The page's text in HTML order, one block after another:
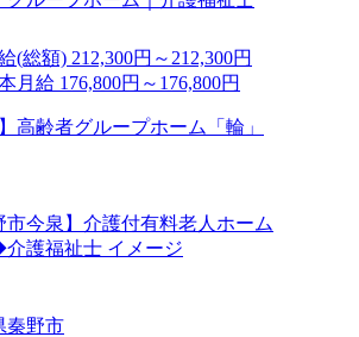
(総額) 212,300円～212,300円
月給 176,800円～176,800円
高齢者グループホーム「輪」
秦野市